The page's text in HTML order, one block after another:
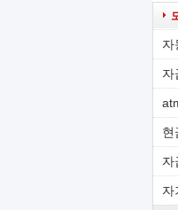
자
자
현
자
자